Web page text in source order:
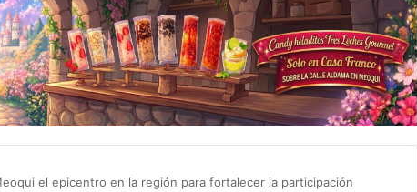
el epicentro en la región para fortalecer la participación